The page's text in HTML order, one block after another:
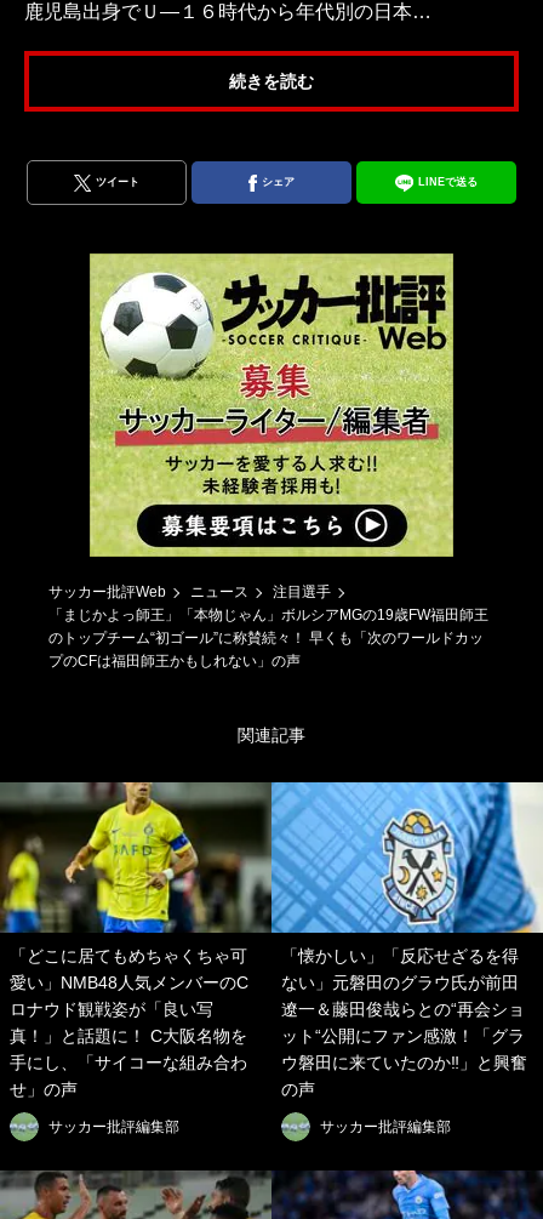
鹿児島出身でＵ―１６時代から年代別の日本…
続きを読む
ツイート シェア LINEで送る
サッカー批評Web ニュース
注目選手
「まじかよっ師王」「本物じゃん」ボルシアMGの19歳FW福田師王
のトップチーム“初ゴール”に称賛続々！ 早くも「次のワールドカッ
プのCFは福田師王かもしれない」の声
関連記事
「どこに居てもめちゃくちゃ可
愛い」NMB48人気メンバーのC
ロナウド観戦姿が「良い写
真！」と話題に！ C大阪名物を
手にし、「サイコーな組み合わ
せ」の声
サッカー批評編集部
「懐かしい」「反応せざるを得
ない」元磐田のグラウ氏が前田
遼一＆藤田俊哉らとの“再会ショ
ット“公開にファン感激！「グラ
ウ磐田に来ていたのか‼︎」と興奮
の声
サッカー批評編集部